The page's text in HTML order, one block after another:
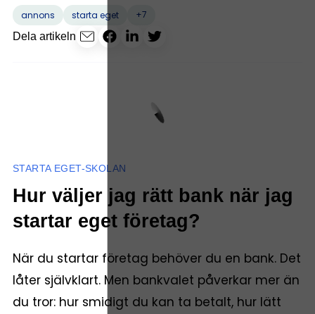
annons starta eget
+7
Dela artikeln
STARTA EGET-SKOLAN
Hur väljer jag rätt bank när jag
startar eget företag?
När du startar företag behöver du en bank. Det
låter självklart. Men bankvalet påverkar mer än
du tror: hur smidigt du kan ta betalt, hur lätt